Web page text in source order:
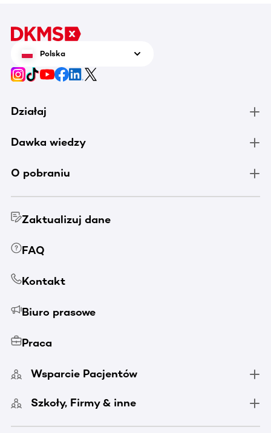
Polska
Działaj
Dawka wiedzy
O pobraniu
Zaktualizuj dane
FAQ
Kontakt
Biuro prasowe
Praca
Wsparcie Pacjentów
Szkoły, Firmy & inne